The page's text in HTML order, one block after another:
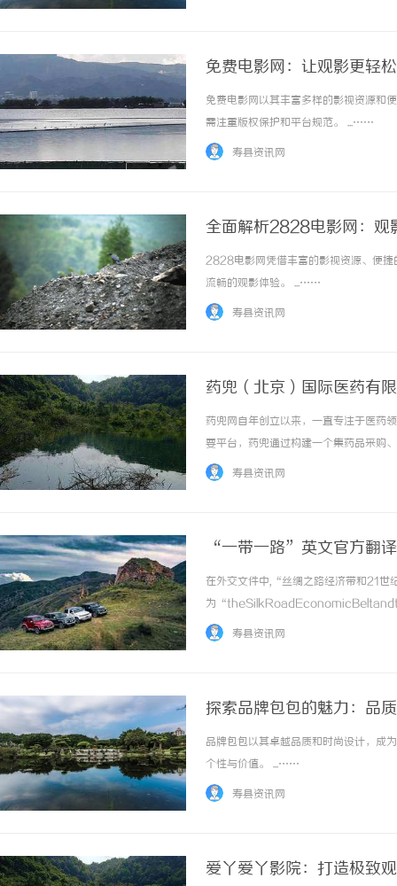
免费电影网：让观影更轻
免费电影网以其丰富多样的影视资源和
需注重版权保护和平台规范。 ...……
寿县资讯网
全面解析2828电影网：观
2828电影网凭借丰富的影视资源、便捷
流畅的观影体验。 ...……
寿县资讯网
药兜（北京）国际医药有
略
药兜网自年创立以来，一直专注于医药
要平台，药兜通过构建一个集药品采购
点，推动了整个行业的数字化转型。
寿县资讯网
“一带一路”英文官方翻译
在外交文件中,“丝绸之路经济带和21世
为
为“theBeltandRoad”，缩写“B&R”
寿县资讯网
探索品牌包包的魅力：品
品牌包包以其卓越品质和时尚设计，成
个性与价值。 ...……
寿县资讯网
爱丫爱丫影院：打造极致